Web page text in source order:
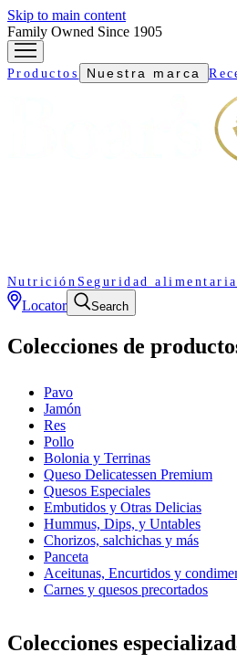
Skip to main content
Family Owned Since 1905
Productos Nuestra marca
Nutrición Seguridad alimentaria
Locator Search
Colecciones de
Pavo
Jamón
Res
Pollo
Bolonia y Terrinas
Queso Delicatessen Premium
Quesos Especiales
Embutidos y Otras Delicias
Hummus, Dips, y Untables
Chorizos, salchichas y más
Panceta
Aceitunas, Encurtidos y
Carnes y quesos precortados
Colecciones